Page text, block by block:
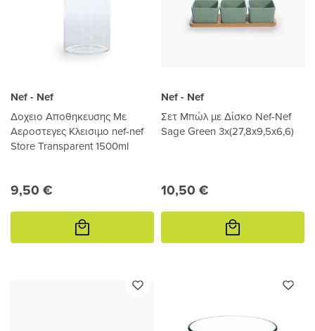
Nef - Nef
Δοχειο Αποθηκευσης Με
Αεροστεγες Κλεισιμο nef-nef
Store Transparent 1500ml
9,50 €
Προσθήκη
καλάθι
Nef - Nef
Σετ Μπώλ με Δίσκο Nef-Nef
Sage Green 3x(27,8x9,5x6,6)
10,50 €
Προσθήκη
καλάθι